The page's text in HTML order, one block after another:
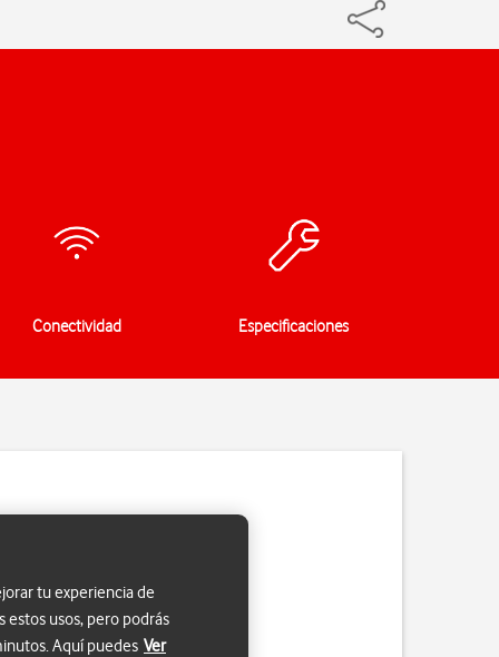
Conectividad Especificaciones
tu experiencia de
estos usos, pero podrás
Aquí puedes Ver